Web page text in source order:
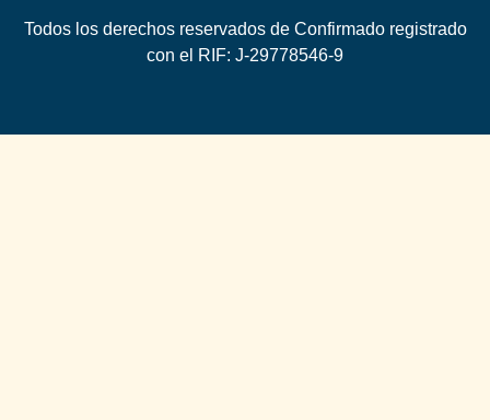
Todos los derechos reservados de Confirmado registrado
con el RIF: J-29778546-9